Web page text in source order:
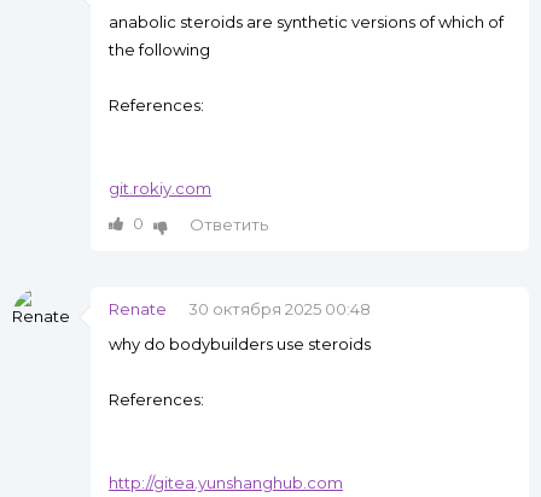
anabolic steroids are synthetic versions of which of
the following
References:
git.rokiy.com
0
Ответить
Renate
30 октября 2025 00:48
why do bodybuilders use steroids
References:
http://gitea.yunshanghub.com